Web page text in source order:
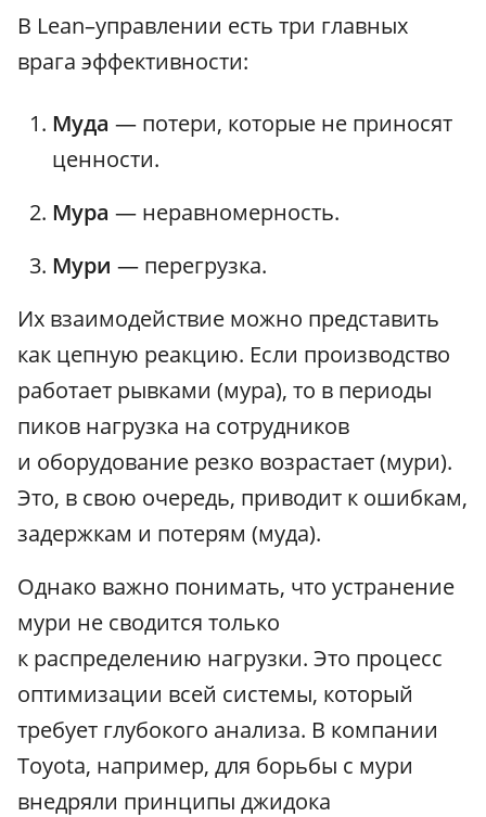
В Lean–управлении есть три главных
врага эффективности:
Муда — потери, которые не приносят
ценности.
Мура — неравномерность.
Мури — перегрузка.
Их взаимодействие можно представить
как цепную реакцию. Если производство
работает рывками (мура), то в периоды
пиков нагрузка на сотрудников
и оборудование резко возрастает (мури).
Это, в свою очередь, приводит к ошибкам,
задержкам и потерям (муда).
Однако важно понимать, что устранение
мури не сводится только
к распределению нагрузки. Это процесс
оптимизации всей системы, который
требует глубокого анализа. В компании
Toyota, например, для борьбы с мури
внедряли принципы джидока